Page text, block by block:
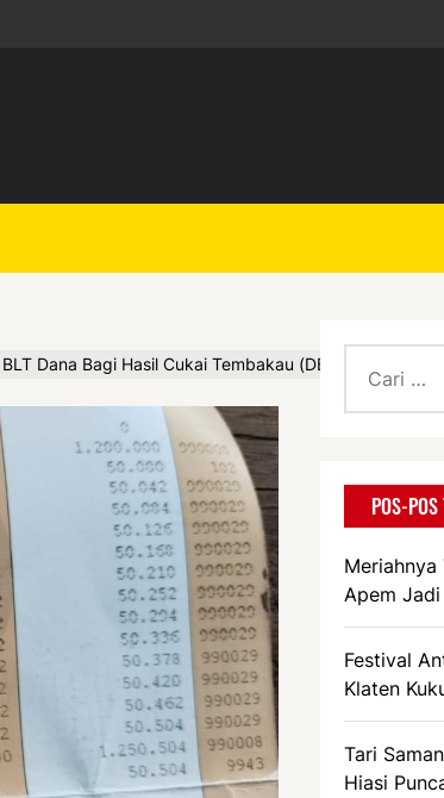
Dana Bagi Hasil Cukai Tembakau (DBHCHT) Klaten
untuk:
POS-
Meriahnya
Apem Jadi
Festival
Klaten
Tari
Hiasi